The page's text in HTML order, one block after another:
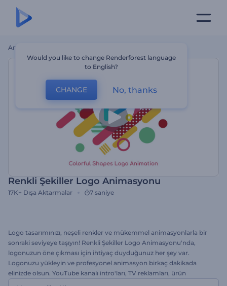
Ana Sayfa
Renkli Şekiller Logo Animasyonu
17K+ Dışa Aktarmalar 7 saniye
Logo tasarımınızı, neşeli renkler ve mükemmel animasyonlarla bir
sonraki seviyeye taşıyın! Renkli Şekiller Logo Animasyonu'nda,
logonuzun öne çıkması için ihtiyaç duyduğunuz her şey var.
Logonuzu yükleyin ve profesyonel animasyon birkaç dakikada
elinizde olsun. YouTube kanalı intro'ları, TV reklamları, ürün
Would you like to change Renderforest language
to English?
CHANGE No, thanks